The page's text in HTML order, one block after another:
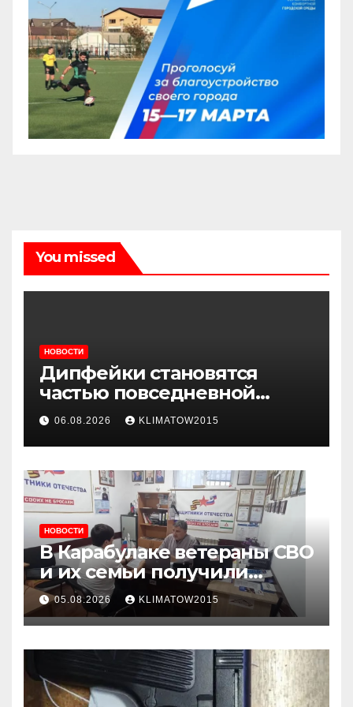
You missed
НОВОСТИ
Дипфейки становятся
частью повседневной
жизни: почему жителям
Ингушетии важно быть
внимательнее
06.08.2026 KLIMATOW2015
НОВОСТИ
В Карабулаке ветераны СВО
и их семьи получили
консультации в ходе
приема граждан
05.08.2026 KLIMATOW2015